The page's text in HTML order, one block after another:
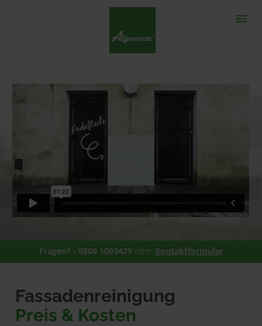
Fragen? - 0800 1003429 oder Kontaktformular
Fassadenreinigung
Preis & Kosten